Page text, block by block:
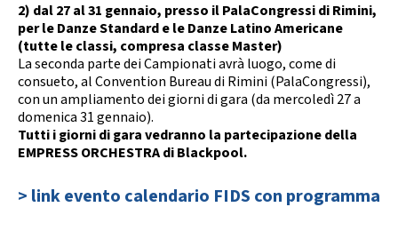
2) dal 27 al 31 gennaio, presso il PalaCongressi di Rimini,
per le Danze Standard e le Danze Latino Americane
(tutte le classi, compresa classe Master)
La seconda parte dei Campionati avrà luogo, come di
consueto, al Convention Bureau di Rimini (PalaCongressi),
con un ampliamento dei giorni di gara (da mercoledì 27 a
domenica 31 gennaio).
Tutti i giorni di gara vedranno la partecipazione della
EMPRESS ORCHESTRA di Blackpool.
> link evento calendario FIDS con programma